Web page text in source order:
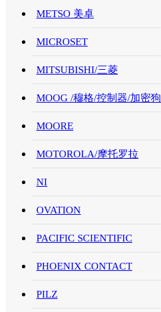
METSO 美卓
MICROSET
MITSUBISHI/三菱
MOOG /穆格/控制器/加密狗
MOORE
MOTOROLA/摩托罗拉
NI
OVATION
PACIFIC SCIENTIFIC
PHOENIX CONTACT
PILZ